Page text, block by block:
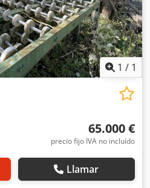
1 / 1
65.000 €
precio fijo IVA no incluído
Llamar